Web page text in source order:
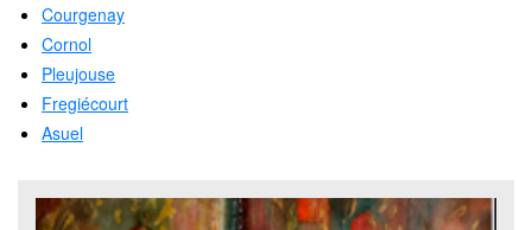
Courgenay
Cornol
Pleujouse
Fregiécourt
Asuel